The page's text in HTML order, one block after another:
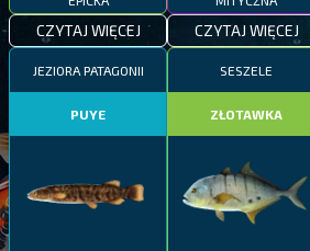
CZYTAJ WIĘCEJ CZYTAJ WIĘCEJ
JEZIORA PATAGONII
PUYE
SESZELE
ZŁOTAWKA